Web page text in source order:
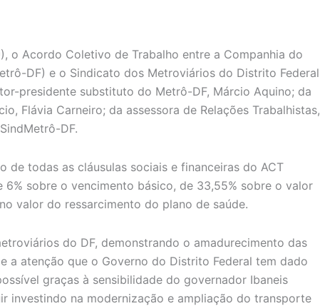
o Acordo Coletivo de Trabalho entre a Companhia do
DF) e o Sindicato dos Metroviários do Distrito Federal
presidente substituto do Metrô-DF, Márcio Aquino; da
Flávia Carneiro; da assessora de Relações Trabalhistas,
DF.
de todas as cláusulas sociais e financeiras do ACT
sobre o vencimento básico, de 33,55% sobre o valor
valor do ressarcimento do plano de saúde.
do DF, demonstrando o amadurecimento das
a atenção que o Governo do Distrito Federal tem dado
graças à sensibilidade do governador Ibaneis
investindo na modernização e ampliação do transporte